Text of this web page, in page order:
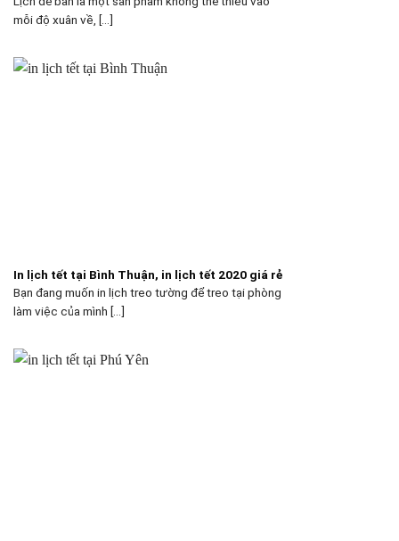
mỗi độ xuân về, [...]
In lịch tết tại Bình Thuận, in lịch tết 2020 giá rẻ
Bạn đang muốn in lịch treo tường để treo tại phòng
làm việc của mình [...]